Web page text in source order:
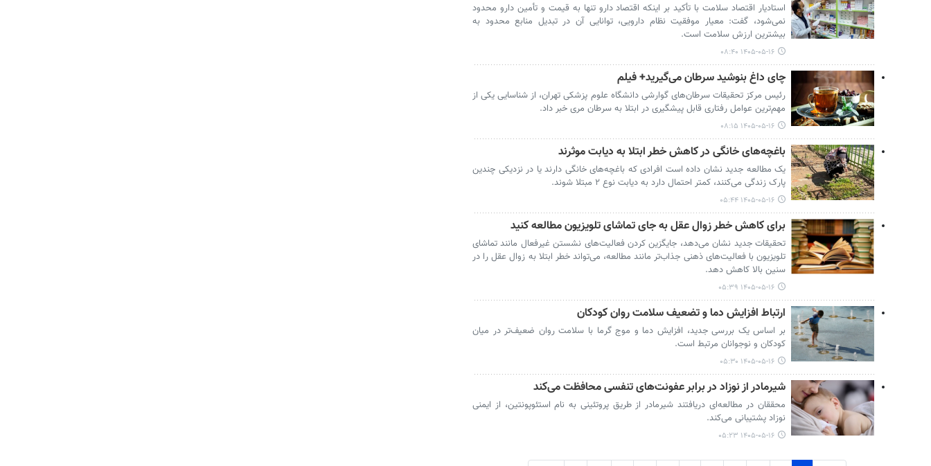
استادیار اقتصاد سلامت با تأکید بر اینکه اقتصاد دارو تنها به قیمت و تأمین دارو محدود
نمی‌شود، گفت: معیار موفقیت نظام دارویی، توانایی آن در تبدیل منابع محدود به
بیشترین ارزش سلامت است.
۱۴۰۵-۰۵-۱۶ ۰۸:۴۰
چای داغ بنوشید سرطان می‌گیرید+ فیلم
رئیس مرکز تحقیقات سرطان‌های گوارشی دانشگاه علوم پزشکی تهران، از شناسایی یکی از
مهم‌ترین عوامل رفتاری قابل‌ پیشگیری در ابتلا به سرطان مری خبر داد.
۱۴۰۵-۰۵-۱۶ ۰۸:۱۵
باغچه‌های خانگی در کاهش خطر ابتلا به دیابت موثرند
یک مطالعه جدید نشان داده است افرادی که باغچه‌های خانگی دارند یا در نزدیکی چندین
پارک زندگی می‌کنند، کمتر احتمال دارد به دیابت نوع ۲ مبتلا شوند.
۱۴۰۵-۰۵-۱۶ ۰۵:۴۴
برای کاهش خطر زوال عقل به جای تماشای تلویزیون مطالعه کنید
تحقیقات جدید نشان می‌دهد، جایگزین کردن فعالیت‌های نشستن غیرفعال مانند تماشای
تلویزیون با فعالیت‌های ذهنی جذاب‌تر مانند مطالعه، می‌تواند خطر ابتلا به زوال عقل را در
سنین بالا کاهش دهد.
۱۴۰۵-۰۵-۱۶ ۰۵:۳۹
ارتباط افزایش دما و تضعیف سلامت روان کودکان
بر اساس یک بررسی جدید، افزایش دما و موج گرما با سلامت روان ضعیف‌تر در میان
کودکان و نوجوانان مرتبط است.
۱۴۰۵-۰۵-۱۶ ۰۵:۳۰
شیرمادر از نوزاد در برابر عفونت‌های تنفسی محافظت می‌کند
محققان در مطالعه‌ای دریافتند شیرمادر از طریق پروتئینی به نام استئوپونتین، از ایمنی
نوزاد پشتیبانی می‌کند.
۱۴۰۵-۰۵-۱۶ ۰۵:۲۳